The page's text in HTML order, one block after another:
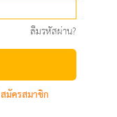
ลืมรหัสผ่าน?
สมัครสมาชิก